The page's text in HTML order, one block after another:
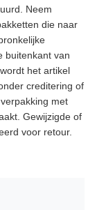
Neem
die naar
buitenkant van
het artikel
creditering of
met
Gewijzigde of
voor retour.